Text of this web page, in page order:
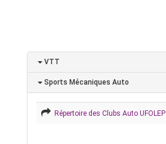
VTT
Sports Mécaniques Auto
Répertoire des Clubs Auto UFOLEP